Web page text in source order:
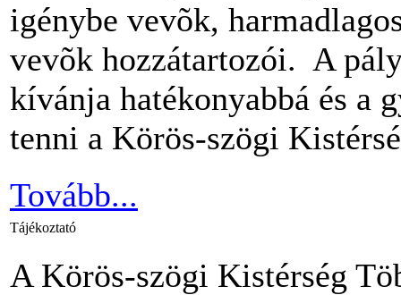
igénybe vevõk,
vevõk hozzátartozói. A
kívánja hatékonyabbá és a
tenni a Körös-szögi
Tovább...
Tájékoztató
A Körös-szögi Kistérség